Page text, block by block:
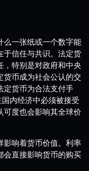
么一张纸或一个数字能
于信任与共识。法定货
，特别是对政府和中央
货币成为社会公认的交
定货币为合法支付手
内经济中必须被接受
可度也会影响其全球价
影响着货币价值。利率
会直接影响货币的购买